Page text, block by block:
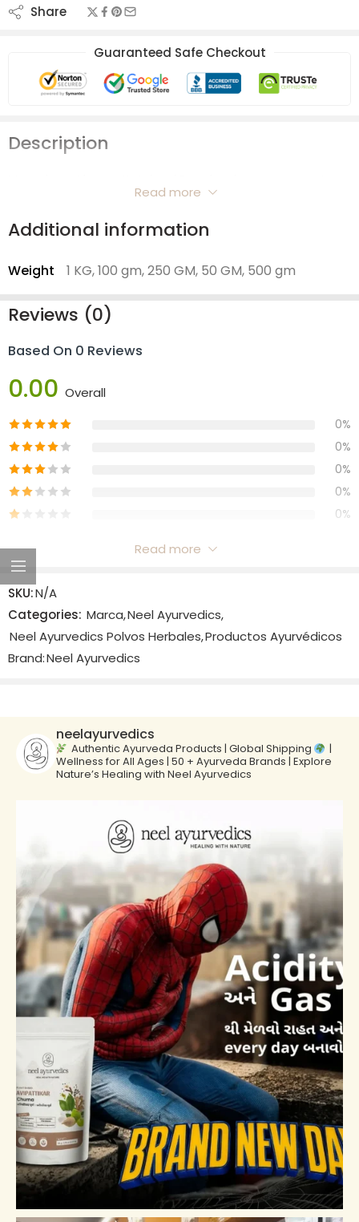
Share
Guaranteed Safe Checkout
Description
de 50 g, 100 g, 250 g, 500 g y 1 kg.
Read more
Additional information
Weight 1 KG, 100 gm, 250 GM, 50 GM, 500 gm
Reviews (0)
Based On 0 Reviews
0.00 Overall
0%
0%
0%
0%
0%
Reviews
There are no reviews yet.
Read more
SKU:N/A
Categories: Marca,Neel Ayurvedics,
Neel Ayurvedics Polvos Herbales,Productos Ayurvédicos
Brand:Neel Ayurvedics
neelayurvedics
Authentic Ayurveda Products | Global Shipping
|
Wellness for All Ages | 50 + Ayurveda Brands | Explore
Nature’s Healing with Neel Ayurvedics